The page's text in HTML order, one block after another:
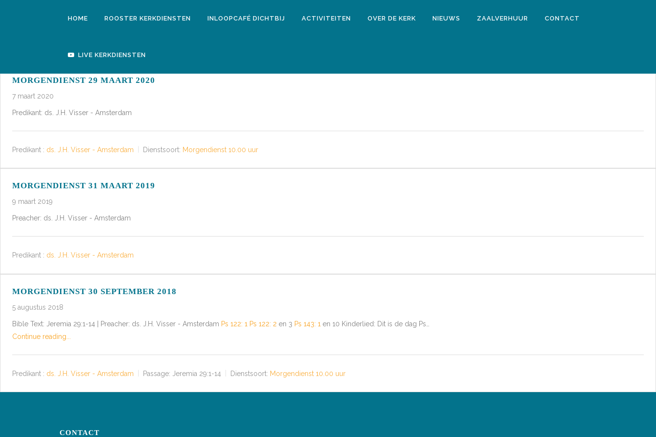
HOME ROOSTER KERKDIENSTEN INLOOPCAFÉ DICHTBIJ ACTIVITEITEN OVER DE KERK NIEUWS ZAALVERHUUR CONTACT
LIVE KERKDIENSTEN
MORGENDIENST 29 MAART 2020
7 maart 2020
Predikant: ds. J.H. Visser - Amsterdam
Predikant : ds. J.H. Visser - Amsterdam Dienstsoort: Morgendienst 10.00 uur
MORGENDIENST 31 MAART 2019
9 maart 2019
Preacher: ds. J.H. Visser - Amsterdam
Predikant : ds. J.H. Visser - Amsterdam
MORGENDIENST 30 SEPTEMBER 2018
5 augustus 2018
Bible Text: Jeremia 29:1-14 | Preacher: ds. J.H. Visser - Amsterdam Ps 122: 1 Ps 122: 2 en 3 Ps 143: 1 en 10 Kinderlied: Dit is de dag Ps…
Continue reading...
Predikant : ds. J.H. Visser - Amsterdam Passage: Jeremia 29:1-14 Dienstsoort: Morgendienst 10.00 uur
CONTACT